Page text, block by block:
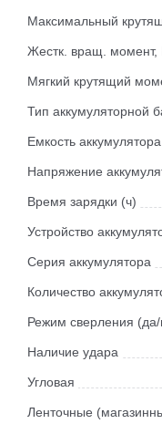
Максимальный
Жестк. вращ. момент,
Мягкий крутящий
Тип аккумуляторной
Емкость
Напряжение
Время зарядки (ч)
Устройство
Серия аккумулятора
Количество
Режим сверления (да/
Наличие удара
Угловая
Ленточные